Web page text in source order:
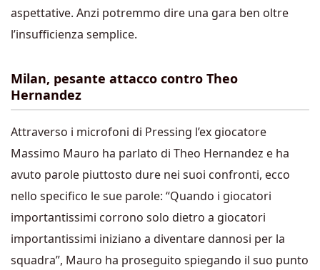
aspettative. Anzi potremmo dire una gara ben oltre
l’insufficienza semplice.
Milan, pesante attacco contro Theo
Hernandez
Attraverso i microfoni di Pressing l’ex giocatore
Massimo Mauro ha parlato di Theo Hernandez e ha
avuto parole piuttosto dure nei suoi confronti, ecco
nello specifico le sue parole: “Quando i giocatori
importantissimi corrono solo dietro a giocatori
importantissimi iniziano a diventare dannosi per la
squadra”, Mauro ha proseguito spiegando il suo punto